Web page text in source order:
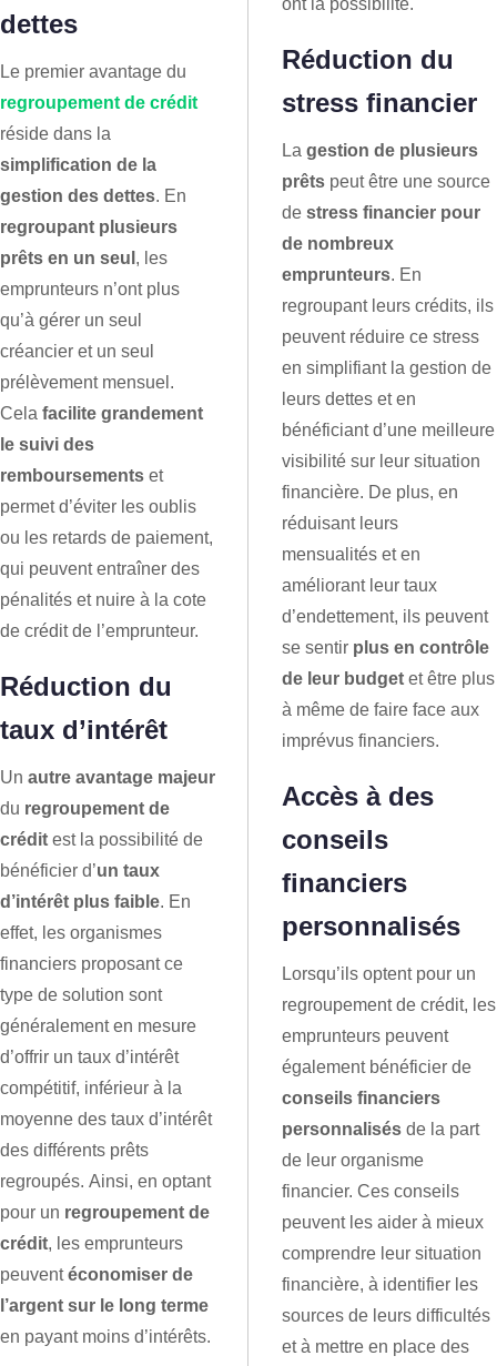
dettes
Le premier avantage du
regroupement de crédit
réside dans la
simplification de la
gestion des dettes. En
regroupant plusieurs
prêts en un seul , les
emprunteurs n’ont plus
qu’à gérer un seul
créancier et un seul
prélèvement mensuel.
Cela facilite grandement
le suivi des
remboursements et
permet d’éviter les oublis
ou les retards de paiement,
qui peuvent entraîner des
pénalités et nuire à la cote
de crédit de l’emprunteur.
Réduction du
taux d’intérêt
Un autre avantage majeur
du regroupement de
crédit est la possibilité de
bénéficier d’un taux
d’intérêt plus faible. En
effet, les organismes
financiers proposant ce
type de solution sont
généralement en mesure
d’offrir un taux d’intérêt
compétitif, inférieur à la
moyenne des taux d’intérêt
des différents prêts
regroupés. Ainsi, en optant
pour un regroupement de
crédit, les emprunteurs
peuventéconomiser de
l’argent sur le long terme
en payant moins d’intérêts.
Réduction du
stress financier
La gestion de plusieurs
prêts peut être une source
de stress financier pour
de nombreux
emprunteurs. En
regroupant leurs crédits, ils
peuvent réduire ce stress
en simplifiant la gestion de
leurs dettes et en
bénéficiant d’une meilleure
visibilité sur leur situation
financière. De plus, en
réduisant leurs
mensualités et en
améliorant leur taux
d’endettement, ils peuvent
se sentir plus en contrôle
de leur budget et être plus
à même de faire face aux
imprévus financiers.
Accès à des
conseils
financiers
personnalisés
Lorsqu’ils optent pour un
regroupement de crédit, les
emprunteurs peuvent
également bénéficier de
conseils financiers
personnalisés de la part
de leur organisme
financier. Ces conseils
peuvent les aider à mieux
comprendre leur situation
financière, à identifier les
sources de leurs difficultés
et à mettre en place des